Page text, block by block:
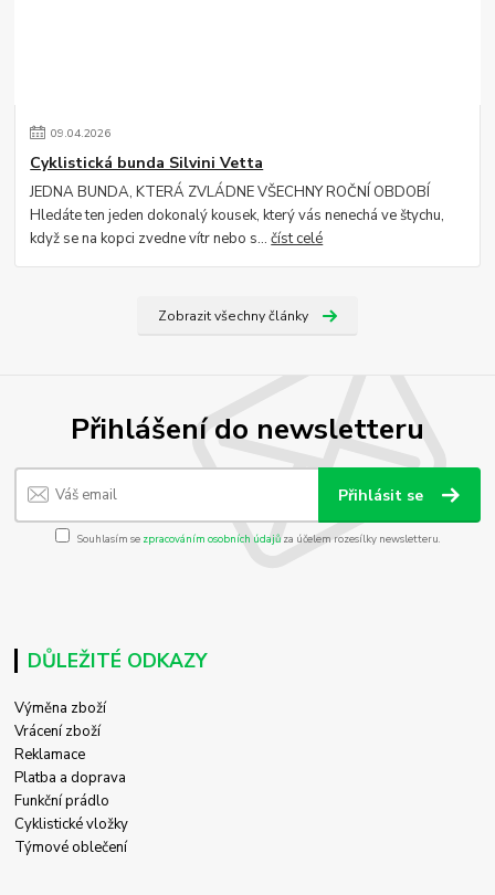
09.04.2026
Cyklistická bunda Silvini Vetta
JEDNA BUNDA, KTERÁ ZVLÁDNE VŠECHNY ROČNÍ OBDOBÍ
Hledáte ten jeden dokonalý kousek, který vás nenechá ve štychu,
když se na kopci zvedne vítr nebo s...číst celé
Zobrazit všechny články
Přihlášení do newsletteru
Přihlásit se
Souhlasím se zpracováním osobních údajůza účelem rozesílky newsletteru.
DŮLEŽITÉ ODKAZY
Výměna zboží
Vrácení zboží
Reklamace
Platba a doprava
Funkční prádlo
Cyklistické vložky
Týmové oblečení